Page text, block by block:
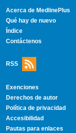
Acerca de MedlinePlus
Qué hay de nuevo
Índice
Contáctenos
RSS
Exenciones
Derechos de autor
Política de privacidad
Accesibilidad
Pautas para enlaces